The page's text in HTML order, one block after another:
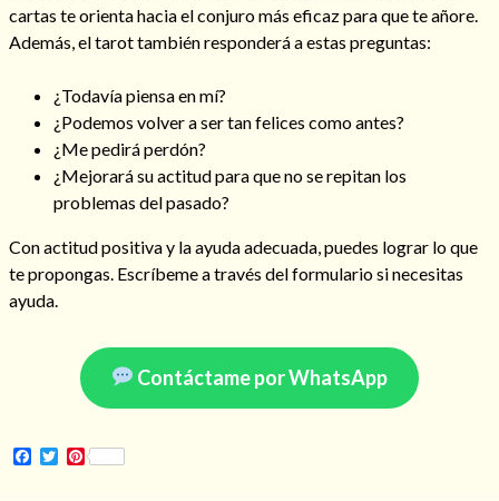
cartas te orienta hacia el conjuro más eficaz para que te añore.
Además, el tarot también responderá a estas preguntas:
¿Todavía piensa en mí?
¿Podemos volver a ser tan felices como antes?
¿Me pedirá perdón?
¿Mejorará su actitud para que no se repitan los
problemas del pasado?
Con actitud positiva y la ayuda adecuada, puedes lograr lo que
te propongas. Escríbeme a través del formulario si necesitas
ayuda.
Contáctame por WhatsApp
Facebook
Twitter
Pinterest